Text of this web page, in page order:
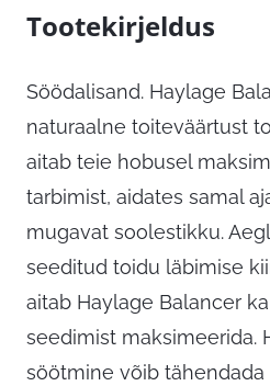
Tootekirjeldus
Söödalisand. Haylage
naturaalne toiteväärtust
aitab teie hobusel
tarbimist, aidates samal
mugavat soolestikku.
seeditud toidu läbimise
aitab Haylage Balancer
seedimist maksimeerida.
söötmine võib tähendada